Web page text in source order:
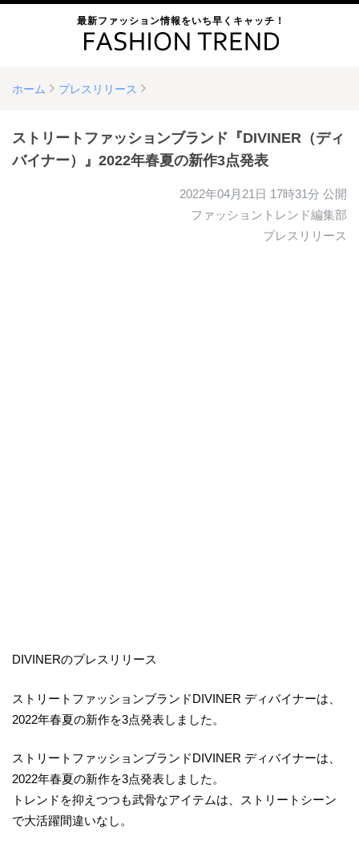
最新ファッション情報をいち早くキャッチ！
ホーム プレスリリース
ストリートファッションブランド『DIVINER（ディ
バイナー）』2022年春夏の新作3点発表
2022年04月21日 17時31分 公開
ファッショントレンド編集部
プレスリリース
DIVINERのプレスリリース
ストリートファッションブランドDIVINER ディバイナーは、
2022年春夏の新作を3点発表しました。
ストリートファッションブランドDIVINER ディバイナーは、
2022年春夏の新作を3点発表しました。
トレンドを抑えつつも武骨なアイテムは、ストリートシーン
で大活躍間違いなし。